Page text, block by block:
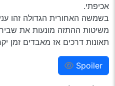
אכיפתי.
בשמשה האחורית הגדולה זהו
משיטות ההתזה מונעות את
תאונות דרכים אז מאבדים זמן
Spoiler